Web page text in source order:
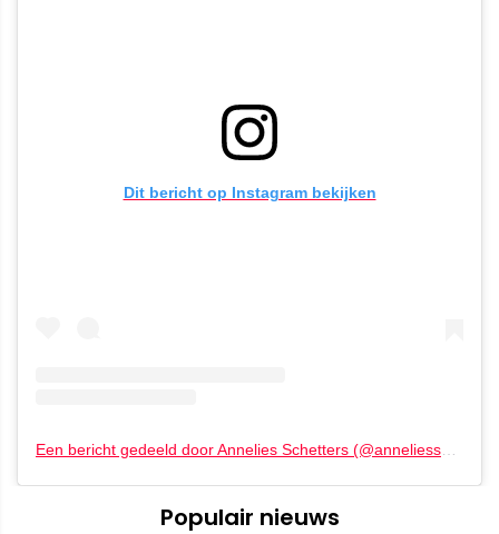
Dit bericht op Instagram bekijken
Populair nieuws